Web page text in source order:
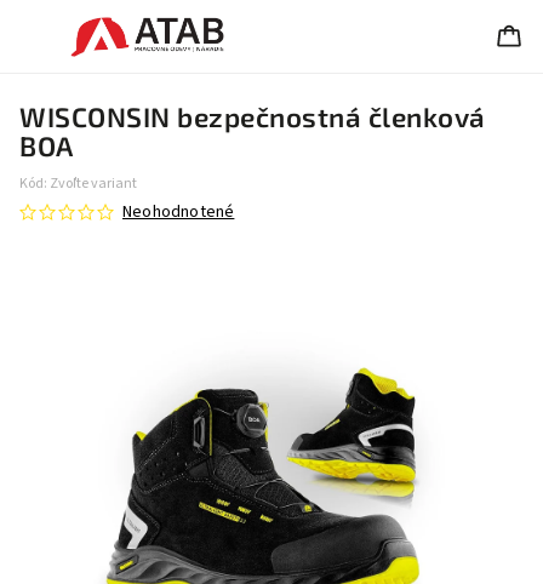
WISCONSIN bezpečnostná členková
BOA
Kód: Zvoľte variant
Neohodnotené